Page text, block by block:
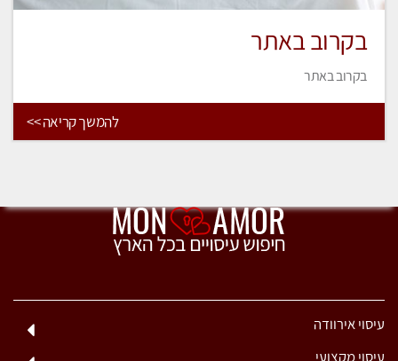
בקרוב באתר
בקרוב באתר
להמשך קריאה >>
עיסוי אירוודה
עיסוי מקצועי